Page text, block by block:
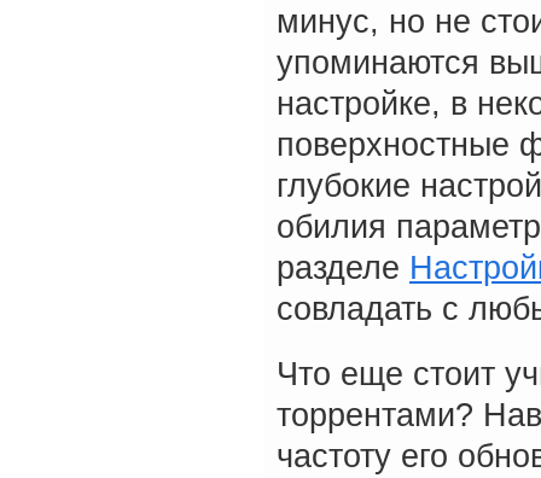
минус, но не
упоминаются
настройке, в
поверхностные
глубокие
обилия
разделе
совладать с
Что еще стоит
торрентами?
частоту его